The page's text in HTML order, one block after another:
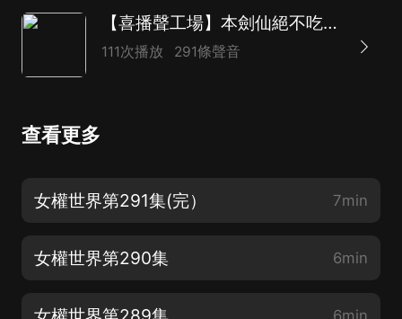
【喜播聲工場】本劍仙絕不吃軟飯|同名動漫原著|都市玄幻后宮爽文|多人有聲劇
111次播放 291條聲音
查看更多
女權世界第291集(完） 7min
女權世界第290集 6min
6min